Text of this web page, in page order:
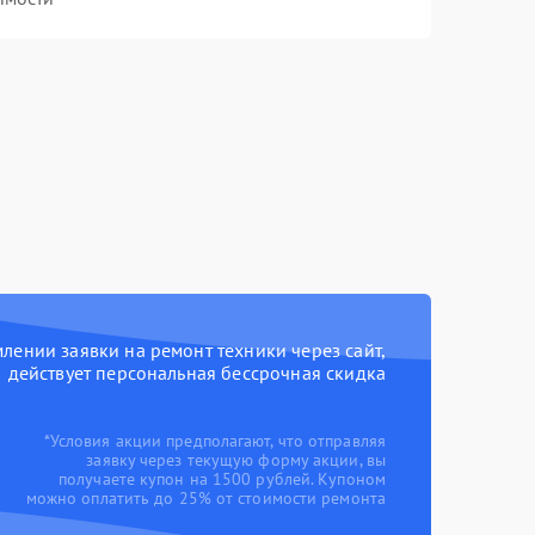
заявки на ремонт техники через сайт,
действует персональная бессрочная скидка
*Условия акции предполагают, что отправляя
заявку через текущую форму акции, вы
получаете купон на 1500 рублей. Купоном
можно оплатить до 25% от стоимости ремонта